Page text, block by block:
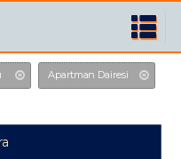
Apartman Dairesi